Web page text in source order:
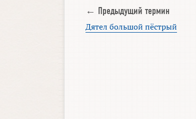
← Предыдущий термин
Дятел большой пёстрый